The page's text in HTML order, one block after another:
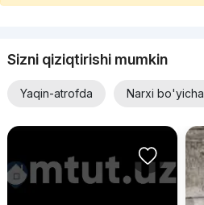
Sizni qiziqtirishi mumkin
Yaqin-atrofda Narxi bo'yicha